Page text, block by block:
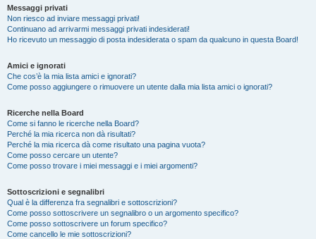
Messaggi privati
Non riesco ad inviare messaggi privati!
Continuano ad arrivarmi messaggi privati indesiderati!
Ho ricevuto un messaggio di posta indesiderata o spam da qualcuno in questa Board!
Amici e ignorati
Che cos’è la mia lista amici e ignorati?
Come posso aggiungere o rimuovere un utente dalla mia lista amici o ignorati?
Ricerche nella Board
Come si fanno le ricerche nella Board?
Perché la mia ricerca non dà risultati?
Perché la mia ricerca dà come risultato una pagina vuota?
Come posso cercare un utente?
Come posso trovare i miei messaggi e i miei argomenti?
Sottoscrizioni e segnalibri
Qual è la differenza fra segnalibri e sottoscrizioni?
Come posso sottoscrivere un segnalibro o un argomento specifico?
Come posso sottoscrivere un forum specifico?
Come cancello le mie sottoscrizioni?